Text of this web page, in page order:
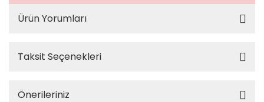
Ürün Yorumları
Taksit Seçenekleri
Önerileriniz